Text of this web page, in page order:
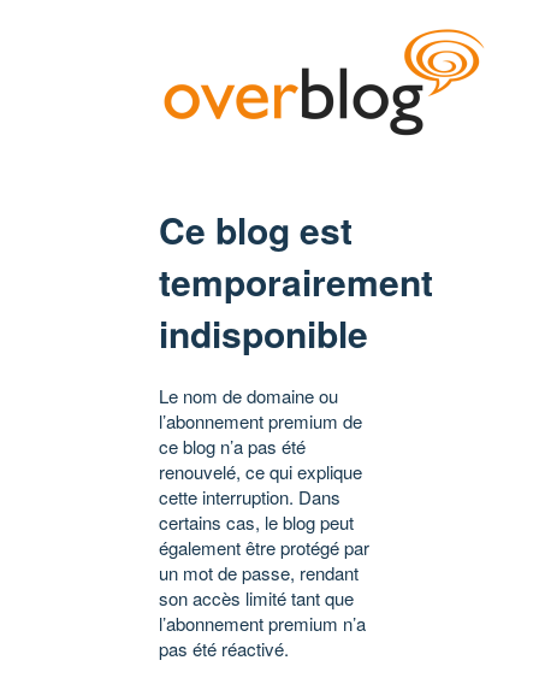
Ce blog est
temporairement
indisponible
Le nom de domaine ou
l’abonnement premium de
ce blog n’a pas été
renouvelé, ce qui explique
cette interruption. Dans
certains cas, le blog peut
également être protégé par
un mot de passe, rendant
son accès limité tant que
l’abonnement premium n’a
pas été réactivé.